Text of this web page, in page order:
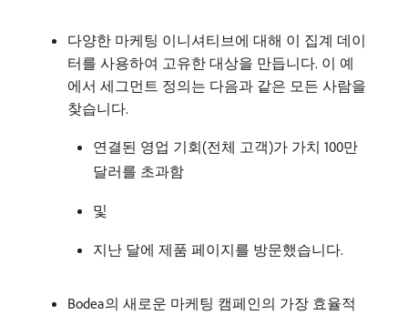
다양한 마케팅 이니셔티브에 대해 이 집계 데이
터를 사용하여 고유한 대상을 만듭니다. 이 예
에서 세그먼트 정의는 다음과 같은 모든 사람을
찾습니다.
연결된 영업 기회(전체 고객)가 가치 100만
달러를 초과함
및
지난 달에 제품 페이지를 방문했습니다.
Bodea의 새로운 마케팅 캠페인의 가장 효율적